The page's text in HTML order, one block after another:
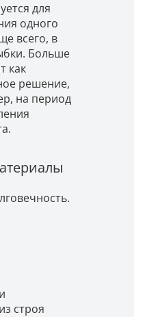
для
одного
всего, в
Больше
как
решение,
на период
строя